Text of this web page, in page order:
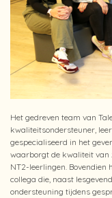
Het gedreven team van
kwaliteitsondersteuner,
gespecialiseerd in het
waarborgt de kwaliteit van
NT2-leerlingen. Bovendien
collega die, naast
ondersteuning tijdens